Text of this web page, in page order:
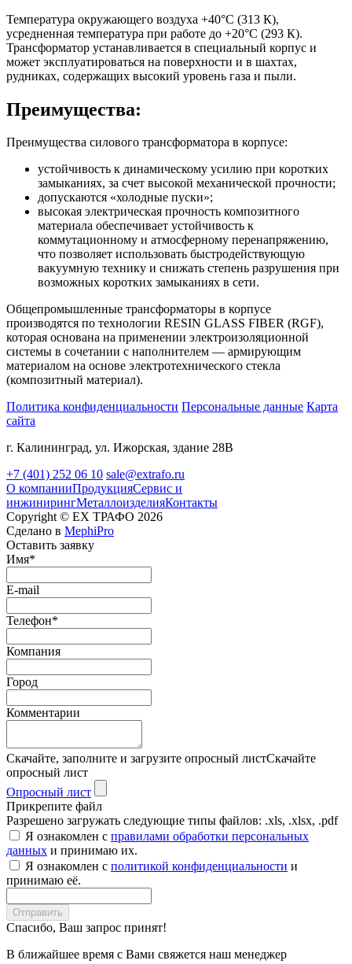
Температура окружающего воздуха +40°С (313 К),
усредненная температура при работе до +20°С (293 К).
Трансформатор устанавливается в специальный корпус и
может эксплуатироваться на поверхности и в шахтах,
рудниках, содержащих высокий уровень газа и пыли.
Преимущества:
Преимущества силового трансформатора в корпусе:
устойчивость к динамическому усилию при коротких
замыканиях, за счет высокой механической прочности;
допускаются «холодные пуски»;
высокая электрическая прочность композитного
материала обеспечивает устойчивость к
коммутационному и атмосферному перенапряжению,
что позволяет использовать быстродействующую
вакуумную технику и снижать степень разрушения при
возможных коротких замыканиях в сети.
Общепромышленные трансформаторы в корпусе
производятся по технологии RESIN GLASS FIBER (RGF),
которая основана на применении электроизоляционной
системы в сочетании с наполнителем — армирующим
материалом на основе электротехнического стекла
(композитный материал).
Политика конфиденциальности Персональные данные Карта
сайта
г. Калининград, ул. Ижорская, здание 28В
+7 (401) 252 06 10 sale@extrafo.ru
О компанииПродукцияСервис и
инжинирингМеталлоизделияКонтакты
Copyright © EX ТРАФО 2026
Сделано в MephiPro
Оставить заявку
Имя*
E-mail
Телефон*
Компания
Город
Комментарии
Скачайте, заполните и загрузите опросный листСкачайте
опросный лист
Опросный лист
Прикрепите файл
Разрешено загружать следующие типы файлов: .xls, .xlsx, .pdf
Я ознакомлен с правилами обработки персональных
данных и принимаю их.
Я ознакомлен с политикой конфиденциальности и
принимаю её.
Отправить
Спасибо, Ваш запрос принят!
В ближайшее время с Вами свяжется наш менеджер